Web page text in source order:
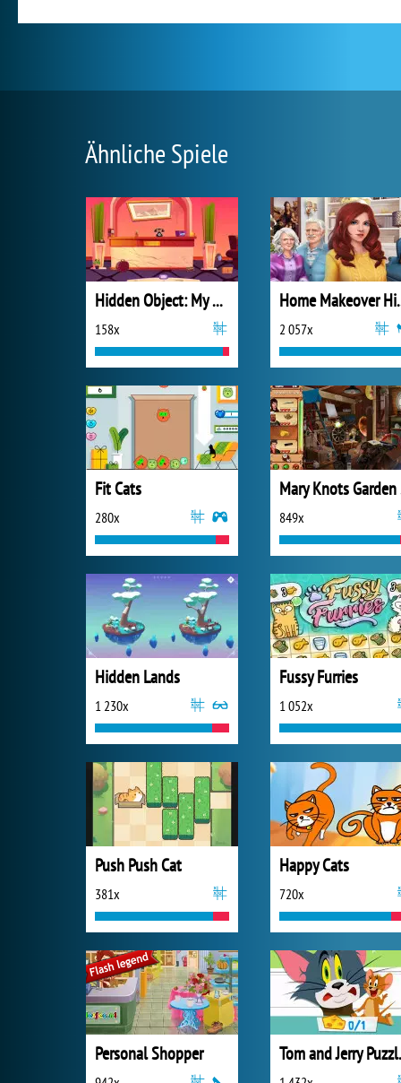
Ähnliche Spiele
Hidden Object: My Hotel
158x
Home
2 057x
Fit Cats
280x 849x
Hidden Lands
1 230x
Fussy Furries
1 052x
Push Push Cat
381x
Happy Cats
720x
Personal Shopper